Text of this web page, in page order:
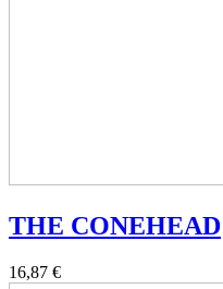
THE CONEHEAD
16,87 €